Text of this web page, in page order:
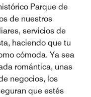
Parque de
de nuestros
servicios de
haciendo que tu
cómoda. Ya sea
romántica, unas
negocios, los
que estés